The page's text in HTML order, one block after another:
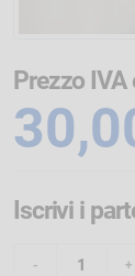
Prezzo IVA
Iscrivi i